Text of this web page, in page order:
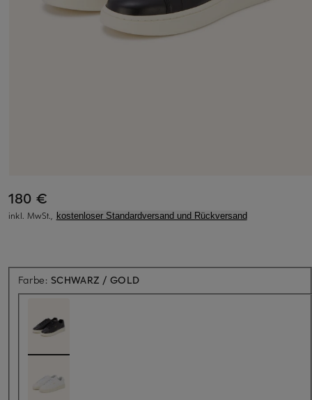
180 €
inkl. MwSt., kostenloser Standardversand und Rückversand
Farbe: SCHWARZ / GOLD